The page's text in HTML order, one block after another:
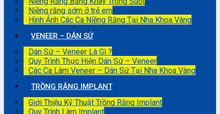
Niềng răng sớm ở trẻ em
Hình Ảnh Các Ca Niềng Răng Tại Nha Khoa Vàng
VENEER – DÁN SỨ
Dán Sứ – Veneer Là Gì ?
Quy Trình Thực Hiện Dán Sứ – Veneer
Các Ca Làm Veneer – Dán Sứ Tại Nha Khoa Vàng
TRỒNG RĂNG IMPLANT
Giới Thiệu Kỹ Thuật Trồng Răng Implant
Quy Trình Làm Implant